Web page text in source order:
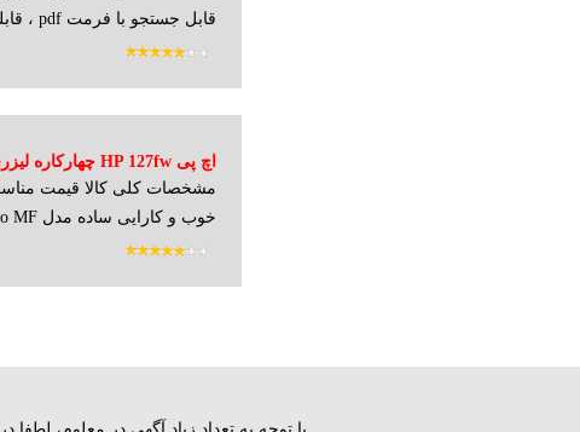
قابل جستجو با فرمت pdf ، قابلیت بر...
اچ پی HP 127fw چهارکاره لیزری
مشخصات کلی کالا قیمت
خوب و کارایی ساده مدل LaserJet Pro MF...